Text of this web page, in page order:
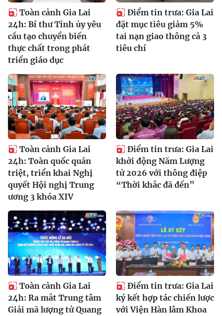
Toàn cảnh Gia Lai
24h: Bí thư Tỉnh ủy yêu
cầu tạo chuyển biến
thực chất trong phát
triển giáo dục
Điểm tin trưa: Gia Lai
đặt mục tiêu giảm 5%
tai nạn giao thông cả 3
tiêu chí
Toàn cảnh Gia Lai
24h: Toàn quốc quán
triệt, triển khai Nghị
quyết Hội nghị Trung
ương 3 khóa XIV
Điểm tin trưa: Gia Lai
khởi động Năm Lượng
tử 2026 với thông điệp
“Thời khắc đã đến”
Toàn cảnh Gia Lai
24h: Ra mắt Trung tâm
Giải mã lượng tử Quang
Điểm tin trưa: Gia Lai
ký kết hợp tác chiến lược
với Viện Hàn lâm Khoa